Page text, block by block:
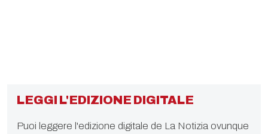
LEGGI L'EDIZIONE DIGITALE
Puoi leggere l'edizione digitale de La Notizia ovunque